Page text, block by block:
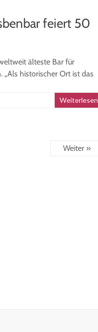
feiert 50
älteste Bar für
historischer Ort ist das
Weiterlesen
Weiter »